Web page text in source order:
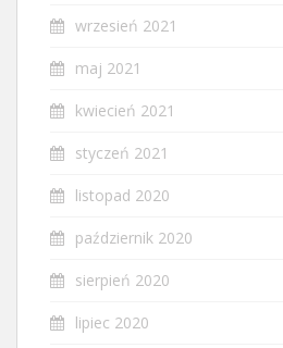
wrzesień 2021
maj 2021
kwiecień 2021
styczeń 2021
listopad 2020
październik 2020
sierpień 2020
lipiec 2020